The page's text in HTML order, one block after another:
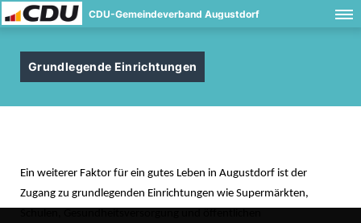
CDU-Gemeindeverband Augustdorf
Grundlegende Einrichtungen
Ein weiterer Faktor für ein gutes Leben in Augustdorf ist der
Zugang zu grundlegenden Einrichtungen wie Supermärkten,